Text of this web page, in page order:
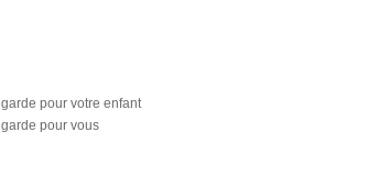
pour votre enfant
pour vous